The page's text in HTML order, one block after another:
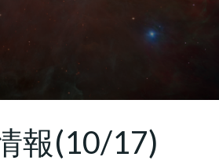
報(10/17)